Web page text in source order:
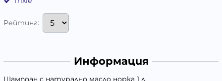
Рейтинг:
Информация
Шампоан с натурално масло норка 1 л.